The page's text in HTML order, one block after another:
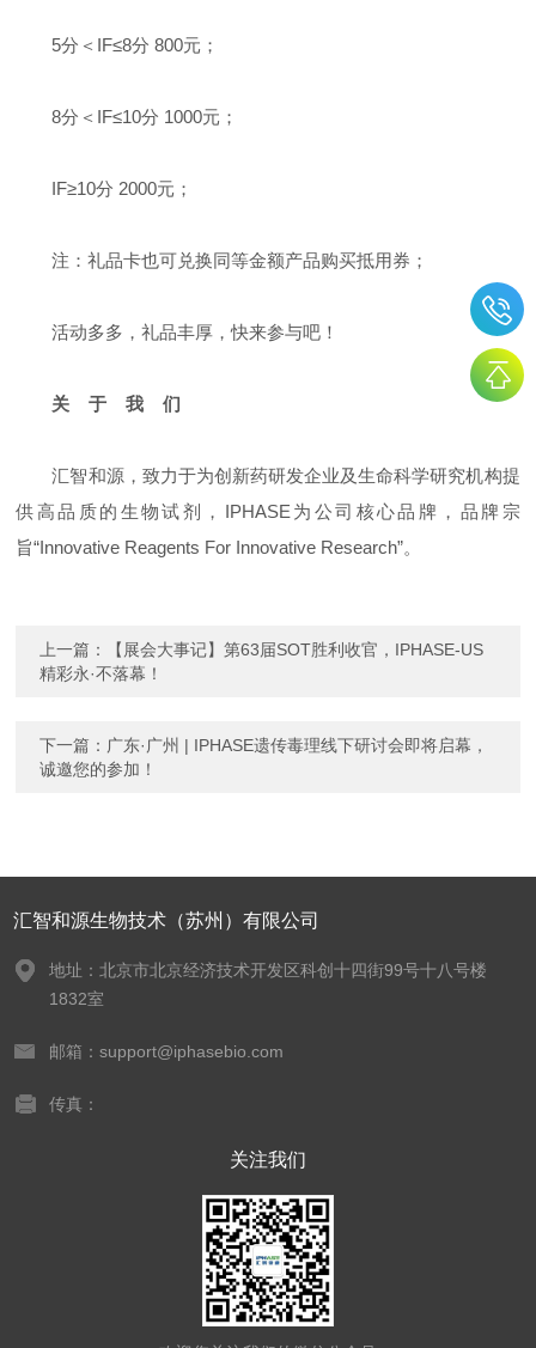
5分＜IF≤8分 800元；
8分＜IF≤10分 1000元；
IF≥10分 2000元；
注：礼品卡也可兑换同等金额产品购买抵用券；
活动多多，礼品丰厚，快来参与吧！
关 于 我 们
汇智和源，致力于为创新药研发企业及生命科学研究机构提
供高品质的生物试剂，IPHASE为公司核心品牌，品牌宗
旨“Innovative Reagents For Innovative Research”。
上一篇：
【展会大事记】第63届SOT胜利收官，IPHASE-US
精彩永·不落幕！
下一篇： 广东·广州 | IPHASE遗传毒理线下研讨会即将启幕，
诚邀您的参加！
汇智和源生物技术（苏州）有限公司
地址：北京市北京经济技术开发区科创十四街99号十八号楼
1832室
邮箱：support@iphasebio.com
传真：
关注我们